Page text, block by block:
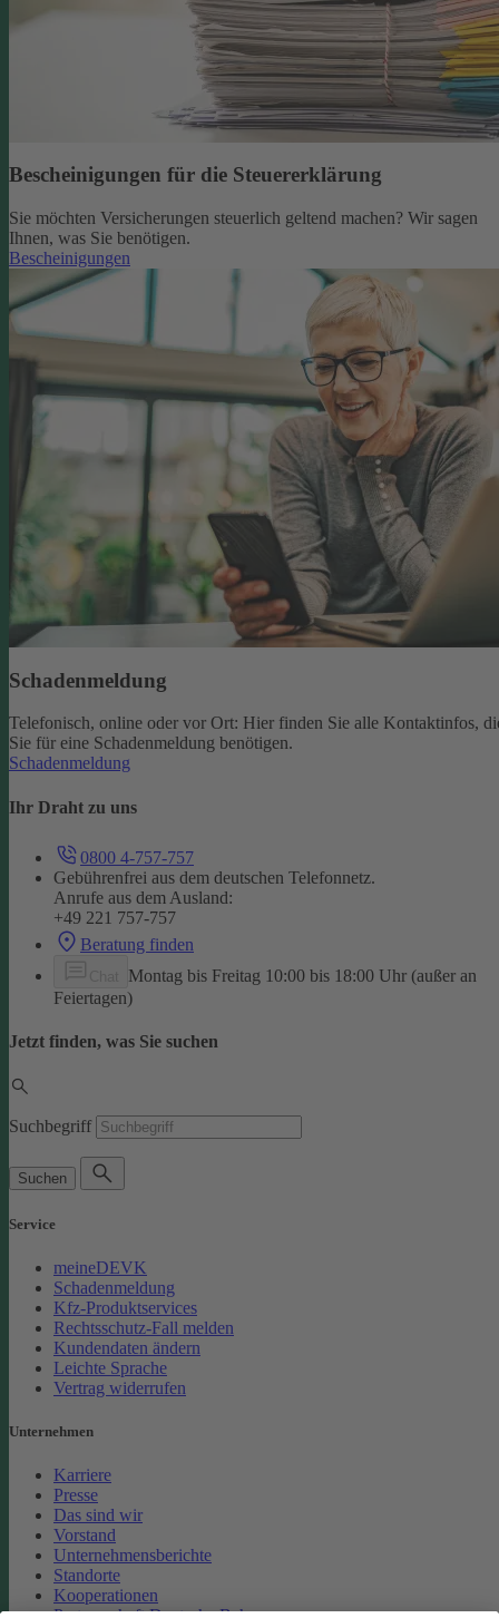
Bescheinigungen für die Steuererklärung
Sie möchten Versicherungen steuerlich geltend machen? Wir sagen
Ihnen, was Sie benötigen.
Bescheinigungen
Schadenmeldung
Telefonisch, online oder vor Ort: Hier finden Sie alle Kontaktinfos,
Sie für eine Schadenmeldung benötigen.
Schadenmeldung
Ihr Draht zu uns
0800 4-757-757
Gebührenfrei aus dem deutschen Telefonnetz.
Anrufe aus dem Ausland:
+49 221 757-757
Beratung finden
Montag bis Freitag 10:00 bis 18:00 Uhr (außer an
Feiertagen)
Jetzt finden, was Sie suchen
Suchbegriff
Suchen
Service
meineDEVK
Schadenmeldung
Kfz-Produktservices
Rechtsschutz-Fall melden
Kundendaten ändern
Leichte Sprache
Vertrag widerrufen
Unternehmen
Karriere
Presse
Das sind wir
Vorstand
Unternehmensberichte
Standorte
Kooperationen